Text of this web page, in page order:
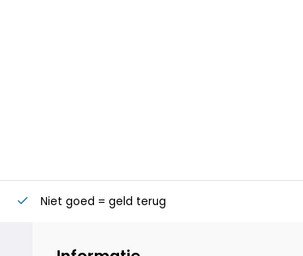
Niet goed = geld terug